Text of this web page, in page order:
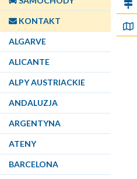
KONTAKT
ALGARVE
ALICANTE
ALPY AUSTRIACKIE
ANDALUZJA
ARGENTYNA
ATENY
BARCELONA